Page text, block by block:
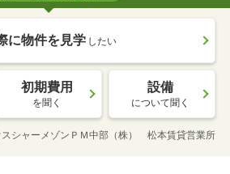
に物件を見学 したい
初期費用
を聞く
設備
について聞く
スシャーメゾンＰＭ中部（株） 松本賃貸営業所